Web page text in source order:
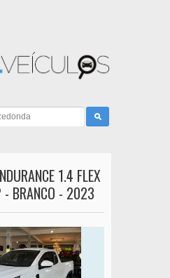
1.4 FLEX
BRANCO - 2023